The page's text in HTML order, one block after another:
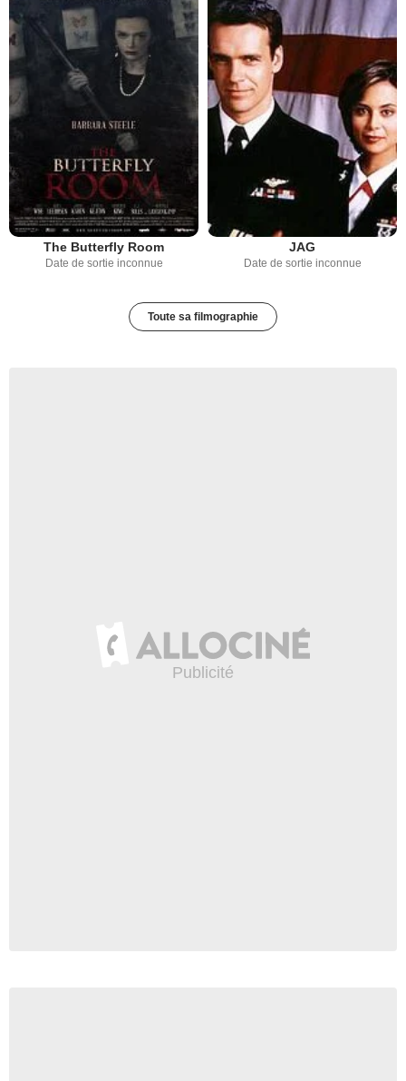
The Butterfly Room
Date de sortie inconnue
JAG
Date de sortie inconnue
Toute sa filmographie